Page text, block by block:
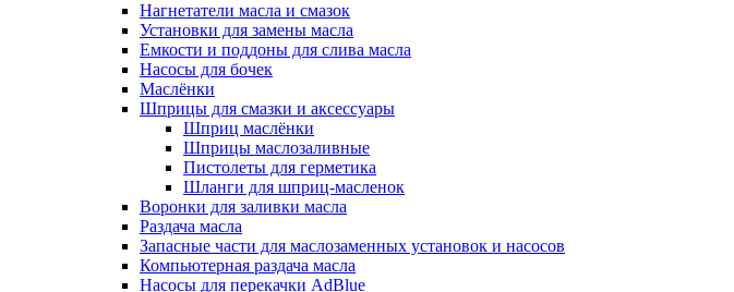
Нагнетатели масла и смазок
Установки для замены масла
Емкости и поддоны для слива масла
Насосы для бочек
Маслёнки
Шприцы для смазки и аксессуары
Шприц маслёнки
Шприцы маслозаливные
Пистолеты для герметика
Шланги для шприц-масленок
Воронки для заливки масла
Раздача масла
Запасные части для маслозаменных установок и насосов
Компьютерная раздача масла
Насосы для перекачки AdBlue